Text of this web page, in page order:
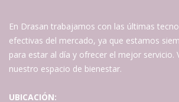
En Drasan trabajamos con las últimas
efectivas del mercado, ya que estamos
para estar al día y ofrecer el mejor servicio.
nuestro espacio de bienestar.
UBICACIÓN: